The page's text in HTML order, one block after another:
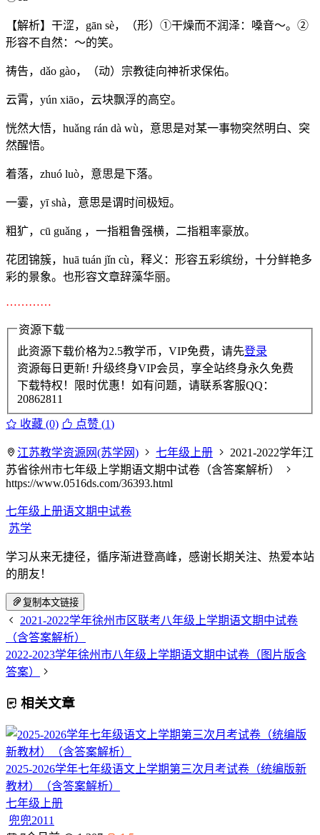
【解析】 干涩，gān sè，（形）①干燥而不润泽：嗓音～。②
形容不自然：～的笑。
祷告，dǎo gào，（动）宗教徒向神祈求保佑。
云霄，yún xiāo，云块飘浮的高空。
恍然大悟，huǎng rán dà wù，意思是对某一事物突然明白、突
然醒悟。
着落，zhuó luò，意思是下落。
一霎，yī shà，意思是谓时间极短。
粗犷，cū guǎng ，一指粗鲁强横，二指粗率豪放。
花团锦簇，huā tuán jǐn cù，释义：形容五彩缤纷，十分鲜艳多
彩的景象。也形容文章辞藻华丽。
…………
资源下载
此资源下载价格为2.5教学币，VIP免费，请先登录
资源每日更新! 升级终身VIP会员，享全站终身永久免费
下载特权！限时优惠！如有问题，请联系客服QQ：
20862811
收藏 (0) 点赞 (1)
江苏教学资源网(苏学网) 七年级上册
2021-2022学年江
苏省徐州市七年级上学期语文期中试卷（含答案解析）
https://www.0516ds.com/36393.html
七年级上册语文期中试卷
苏学
学习从来无捷径，循序渐进登高峰，感谢长期关注、热爱本站
的朋友！
复制本文链接
2021-2022学年徐州市区联考八年级上学期语文期中试卷
（含答案解析）
2022-2023学年徐州市八年级上学期语文期中试卷（图片版含
答案）
相关文章
2025-2026学年七年级语文上学期第三次月考试卷（统编版新
教材）（含答案解析）
七年级上册
兜兜2011